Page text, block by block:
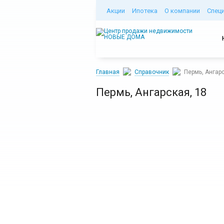
Акции Ипотека О компании
Главная Справочник Пермь,
Пермь, Ангарская, 18